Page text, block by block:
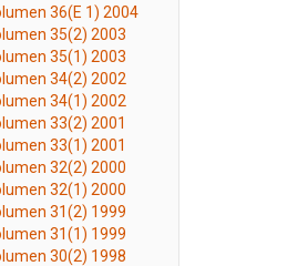
36(E 1) 2004
35(2) 2003
35(1) 2003
34(2) 2002
34(1) 2002
33(2) 2001
33(1) 2001
32(2) 2000
32(1) 2000
31(2) 1999
31(1) 1999
30(2) 1998